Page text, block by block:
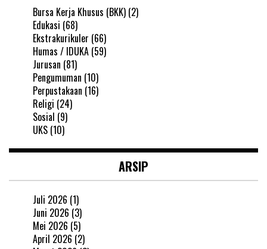
Bursa Kerja Khusus (BKK) (2)
Edukasi (68)
Ekstrakurikuler (66)
Humas / IDUKA (59)
Jurusan (81)
Pengumuman (10)
Perpustakaan (16)
Religi (24)
Sosial (9)
UKS (10)
ARSIP
Juli 2026 (1)
Juni 2026 (3)
Mei 2026 (5)
April 2026 (2)